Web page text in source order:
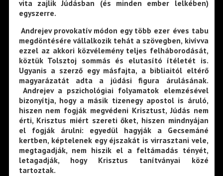
vita zajlik Júdásban (és minden ember lelkében)
egyszerre.
Andrejev provokatív módon egy több ezer éves tabu
megdöntésére vállalkozik tehát a szövegben, kivívva
ezzel az akkori közvélemény teljes felháborodását,
köztük Tolsztoj sommás és elutasító ítéletét is.
Ugyanis a szerző egy másfajta, a bibliaitól eltérő
magyarázatát adta a júdási figura árulásának.
Andrejev a pszichológiai folyamatok elemzésével
bizonyítja, hogy a másik tizenegy apostol is áruló,
hiszen nem fogják megvédeni Krisztust, Júdás nem
érti, Krisztus miért szereti őket, hiszen mindnyájan
el fogják árulni: egyedül hagyják a Gecsemáné
kertben, képtelenek egy éjszakát is virrasztani vele,
megtagadják, nem hiszik el a feltámadás tényét,
letagadják, hogy Krisztus tanítványai közé
tartoztak.